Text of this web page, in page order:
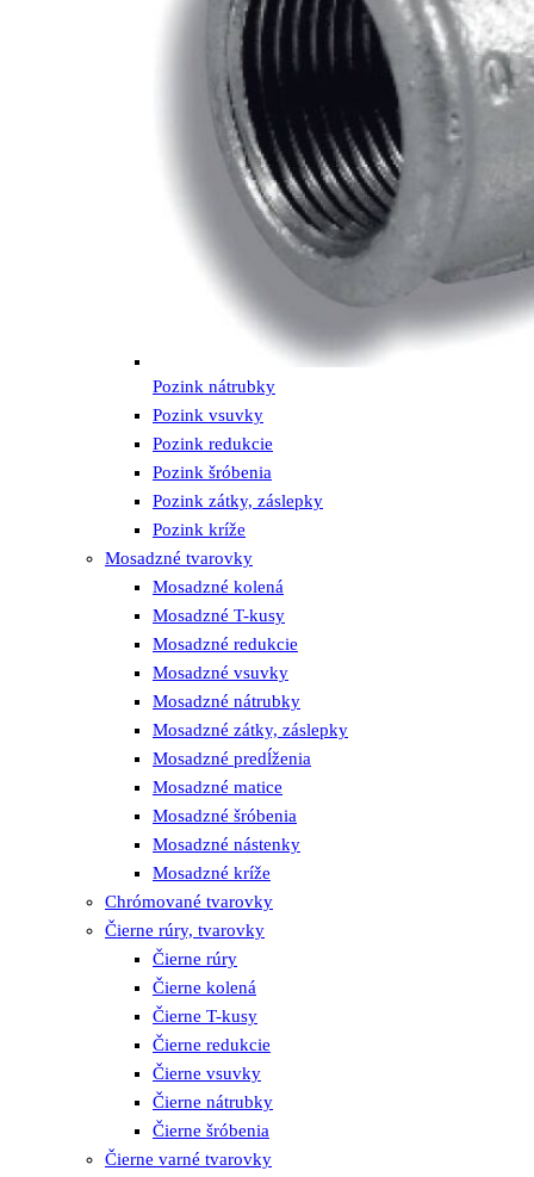
Pozink nátrubky
Pozink vsuvky
Pozink redukcie
Pozink šróbenia
Pozink zátky, záslepky
Pozink kríže
Mosadzné tvarovky
Mosadzné kolená
Mosadzné T-kusy
Mosadzné redukcie
Mosadzné vsuvky
Mosadzné nátrubky
Mosadzné zátky, záslepky
Mosadzné predĺženia
Mosadzné matice
Mosadzné šróbenia
Mosadzné nástenky
Mosadzné kríže
Chrómované tvarovky
Čierne rúry, tvarovky
Čierne rúry
Čierne kolená
Čierne T-kusy
Čierne redukcie
Čierne vsuvky
Čierne nátrubky
Čierne šróbenia
Čierne varné tvarovky